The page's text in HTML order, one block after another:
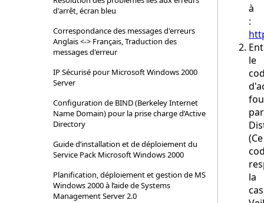
d'arrêt, écran bleu
Correspondance des messages d'erreurs
Anglais <-> Français, Traduction des
messages d'erreur
IP Sécurisé pour Microsoft Windows 2000
Server
Configuration de BIND (Berkeley Internet
Name Domain) pour la prise charge d’Active
Directory
Guide d’installation et de déploiement du
Service Pack Microsoft Windows 2000
Planification, déploiement et gestion de MS
Windows 2000 à l’aide de Systems
Management Server 2.0
à
:
le
par
(Ce
la